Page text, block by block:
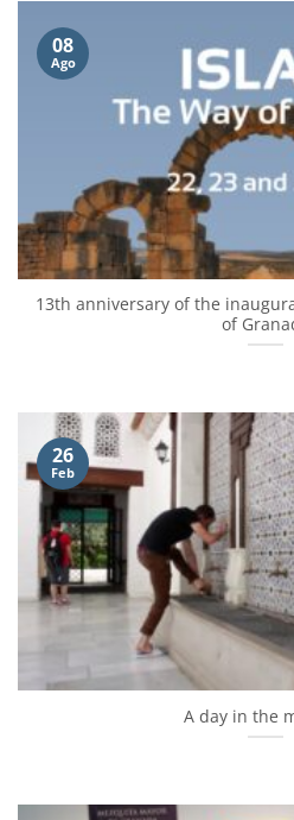
13th anniversary of the
of
08
Ago
A day in the
26
Feb